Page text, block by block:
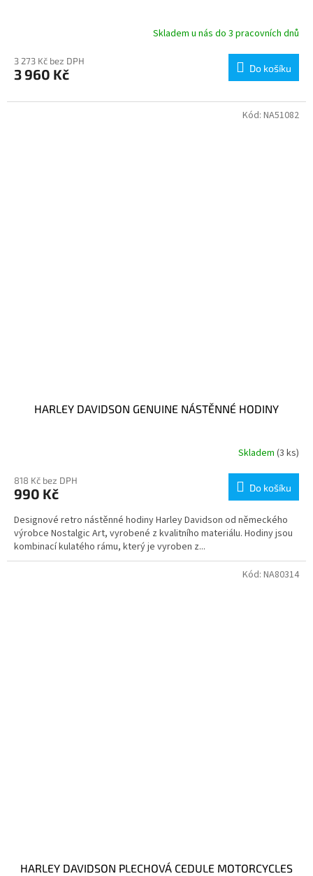
Skladem u nás do 3 pracovních dnů
3 273 Kč bez DPH
3 960 Kč Do košíku
HARLEY DAVIDSON GENUINE NÁSTĚNNÉ HODINY
Skladem (3 ks)
818 Kč bez DPH
990 Kč Do košíku
Designové retro nástěnné hodiny Harley Davidson od německého
výrobce Nostalgic Art, vyrobené z kvalitního materiálu. Hodiny jsou
kombinací kulatého rámu, který je vyroben z...
Kód: NA51082
HARLEY DAVIDSON PLECHOVÁ CEDULE MOTORCYCLES
Kód: NA80314